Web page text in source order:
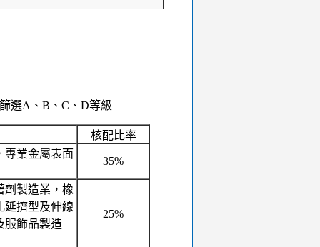
選A、B、C、D等級
核配比率
專業金屬表面
35%
劑製造業，橡
延擠型及伸線
服飾品製造
25%